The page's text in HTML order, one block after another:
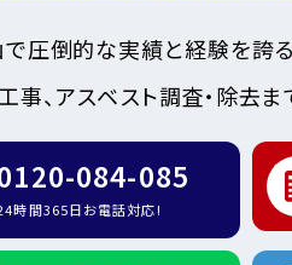
で圧倒的な実績と経験を誇
、アスベスト調査・除去ま
084-085
時間365日お電話対応!